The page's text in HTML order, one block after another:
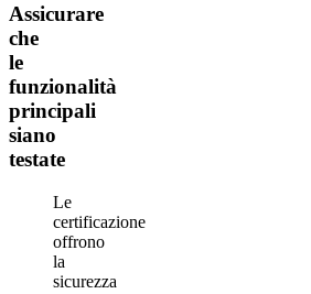
Assicurare
che
le
funzionalità
principali
siano
testate
Le
certificazione
offrono
la
sicurezza